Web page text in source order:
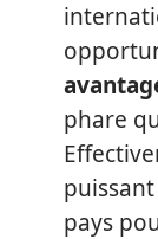
phare
pays